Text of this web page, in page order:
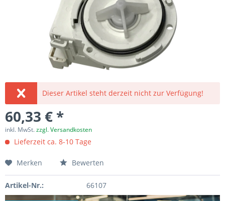
Dieser Artikel steht derzeit nicht zur Verfügung!
60,33 € *
inkl. MwSt.zzgl. Versandkosten
Lieferzeit ca. 8-10 Tage
Merken Bewerten
Artikel-Nr.: 66107